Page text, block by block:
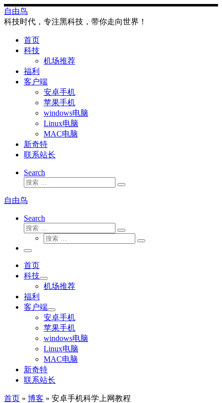
Skip
to
content
自由鸟
科技时代，专注黑科技，带你走向世界！
首页
科技
机场推荐
福利
客户端
安卓手机
苹果手机
windows电脑
Linux电脑
MAC电脑
新奇特
联系站长
Search
搜
搜
自由鸟
Search
搜
搜
索
搜
搜
主
菜
单
首页
科技
机场推荐
福利
客户端
安卓手机
苹果手机
windows电脑
Linux电脑
MAC电脑
新奇特
联系站长
首页 » 博客 » 安卓手机科学上网教程